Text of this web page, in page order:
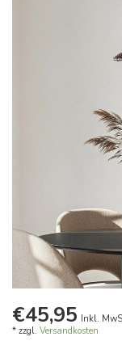
€45,95 Inkl.
* zzgl. Versandkosten